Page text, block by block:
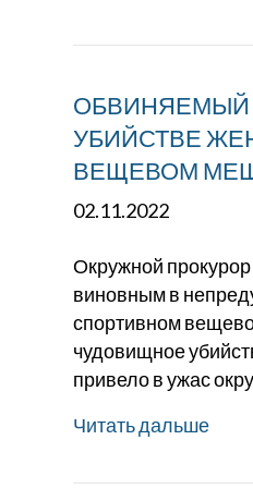
ОБВИНЯЕМЫЙ
УБИЙСТВЕ
ВЕЩЕВОМ
02.11.2022
Окружной
виновным в
спортивном
чудовищное
привело в ужас
Читать дальше